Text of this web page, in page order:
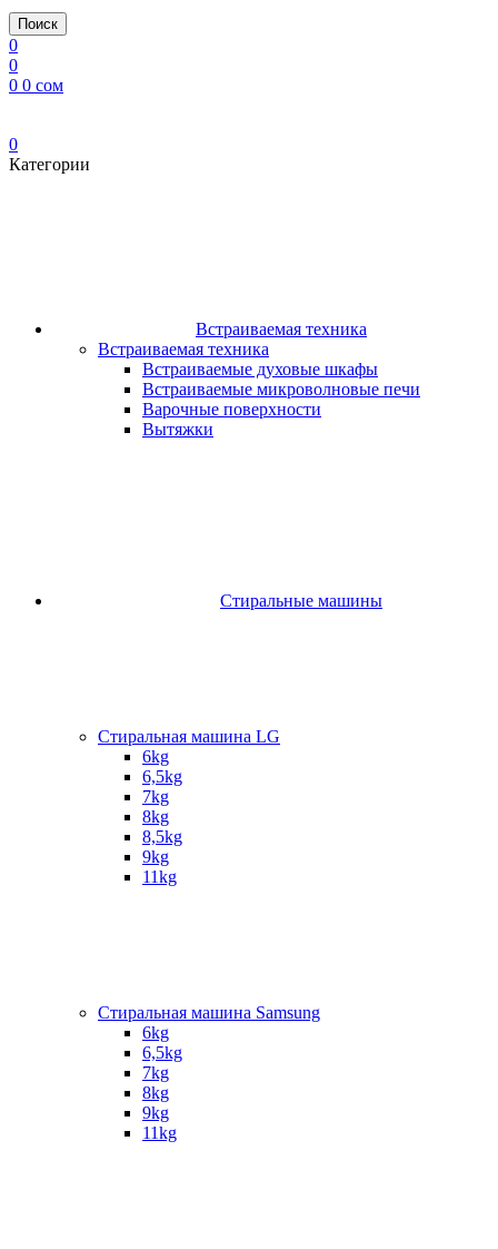
Поиск
0
0
0 0 сом
0
Категории
Встраиваемая техника
Встраиваемая техника
Встраиваемые духовые шкафы​
Встраиваемые микроволновые печи​
Варочные поверхности​
Вытяжки
Стиральные машины
Стиральная машина LG
6kg
6,5kg
7kg
8kg
8,5kg
9kg
11kg
Стиральная машина Samsung
6kg
6,5kg
7kg
8kg
9kg
11kg